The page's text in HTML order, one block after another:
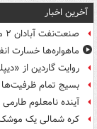
آخرین اخبار
صنعت‌نفت آبادان ۲ مدافع جدید جذب کرد
ماهواره‌ها خسارت
روایت گاردین از
بسیج تمام ظرفیت‌ها
آینده نامعلوم
کره شمالی یک